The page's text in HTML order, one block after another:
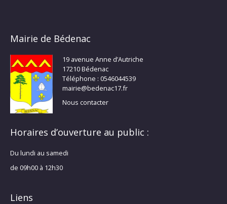
Mairie de Bédenac
19 avenue Anne d’Autriche
17210 Bédenac
Téléphone : 0546044539
mairie@bedenac17.fr
Nous contacter
Horaires d’ouverture au public :
Du lundi au samedi
de 09h00 à 12h30
Liens